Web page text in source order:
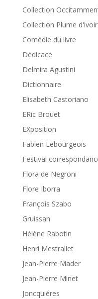
Collection
Collection Plume
Comédie du livre
Dédicace
Delmira Agustini
Dictionnaire
Elisabeth Castoriano
ERic Brouet
EXposition
Fabien Lebourgeois
Festival
Flora de Negroni
Flore Iborra
François Szabo
Gruissan
Hélène Rabotin
Henri Mestrallet
Jean-Pierre Mader
Jean-Pierre Minet
Joncquiéres